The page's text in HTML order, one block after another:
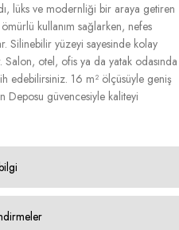
lüks ve modernliği bir araya getiren
kullanım sağlarken, nefes
Silinebilir yüzeyi sayesinde kolay
otel, ofis ya da yatak odasında
edebilirsiniz. 16 m² ölçüsüyle geniş
Deposu güvencesiyle kaliteyi